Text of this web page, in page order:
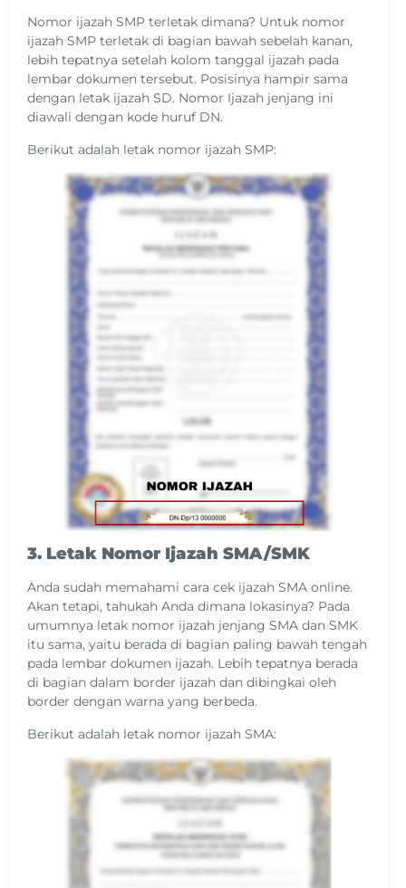
Nomor ijazah SMP terletak dimana? Untuk nomor
ijazah SMP terletak di bagian bawah sebelah kanan,
lebih tepatnya setelah kolom tanggal ijazah pada
lembar dokumen tersebut. Posisinya hampir sama
dengan letak ijazah SD. Nomor Ijazah jenjang ini
diawali dengan kode huruf DN.
Berikut adalah letak nomor ijazah SMP:
3. Letak Nomor Ijazah SMA/SMK
Anda sudah memahami cara cek ijazah SMA online.
Akan tetapi, tahukah Anda dimana lokasinya? Pada
umumnya letak nomor ijazah jenjang SMA dan SMK
itu sama, yaitu berada di bagian paling bawah tengah
pada lembar dokumen ijazah. Lebih tepatnya berada
di bagian dalam border ijazah dan dibingkai oleh
border dengan warna yang berbeda.
Berikut adalah letak nomor ijazah SMA: